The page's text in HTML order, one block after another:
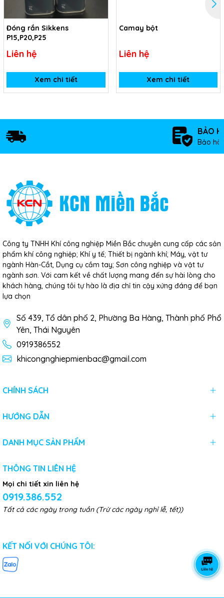
Đóng rắn Sikkens
P15,P20,P25
Liên hệ
Xem chi tiết
Camay bột
Liên hệ
Xem chi tiết
BẢO
Bảo
Công ty TNHH Khí công nghiệp Miền Bắc chuyên cung cấp các sản
phẩm khí công nghiệp; Khí y tế; Thiết bị ngành khí; Máy, vật tư
ngành Hàn-Cắt, Dụng cụ cầm tay; Sơn công nghiệp và vật tư
ngành sơn. Với cam kết về chất lượng mang đến sự hài lòng cho
khách hàng, chúng tôi tự hào là địa chỉ tin cậy xứng đáng để bạn
lựa chọn
Số 439, Tổ dân phố 2, Phường Ba Hàng, Thành phố Phổ
Yên, Thái Nguyên
0919386552
khicongnghiepmienbac@gmail.com
CHÍNH SÁCH
HƯỚNG DẪN
DANH MỤC SẢN PHẨM
THÔNG TIN LIÊN HỆ
Mọi chi tiết xin liên hệ
0919.386.552
Tất cả các ngày trong tuần (Trừ các ngày nghỉ lễ, tết))
KẾT NỐI VỚI CHÚNG TÔI: